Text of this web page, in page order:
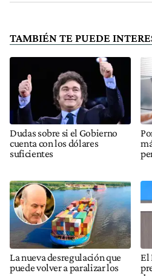
TAMBIÉN TE PUEDE
Dudas sobre si el Gobierno
cuenta con los dólares
suficientes
La nueva desregulación que
puede volver a paralizar los
El